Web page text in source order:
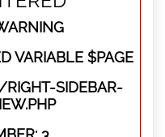
VARIABLE $PAGE
SIDEBAR-